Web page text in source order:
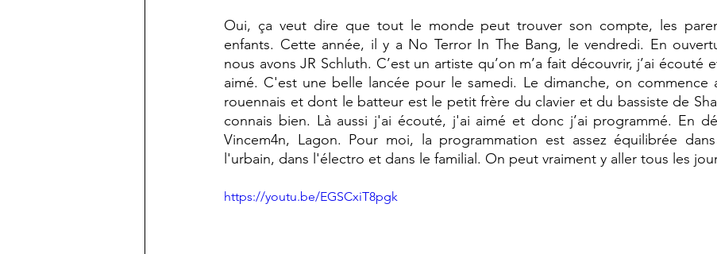
Oui, ça veut dire que tout le monde peut trouver son compte, les
enfants. Cette année, il y a No Terror In The Bang, le vendredi. En
nous avons JR Schluth. C’est un artiste qu’on m’a fait découvrir, j’ai écouté
aimé. C'est une belle lancée pour le samedi. Le dimanche, on commence
rouennais et dont le batteur est le petit frère du clavier et du bassiste de
connais bien. Là aussi j'ai écouté, j'ai aimé et donc j’ai programmé. En
Vincem4n, Lagon. Pour moi, la programmation est assez équilibrée
l'urbain, dans l'électro et dans le familial. On peut vraiment y aller tous les
https://youtu.be/EGSCxiT8pgk